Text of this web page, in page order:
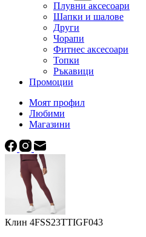
Плувни аксесоари
Шапки и шалове
Други
Чорапи
Фитнес аксесоари
Топки
Ръкавици
Промоции
Моят профил
Любими
Магазини
Клин 4FSS23TTIGF043